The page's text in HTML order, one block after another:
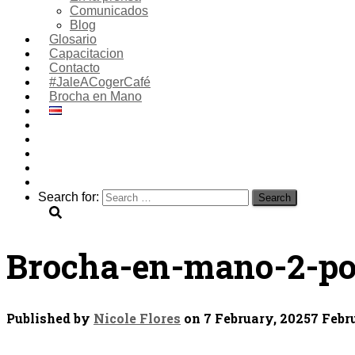
Comunicados
Blog
Glosario
Capacitacion
Contacto
#JaleACogerCafé
Brocha en Mano
Search for:
Brocha-en-mano-2-
Published by Nicole Flores on 7 February, 20257